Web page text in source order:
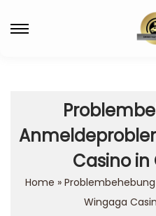
Casino in
Home »
Wingaga